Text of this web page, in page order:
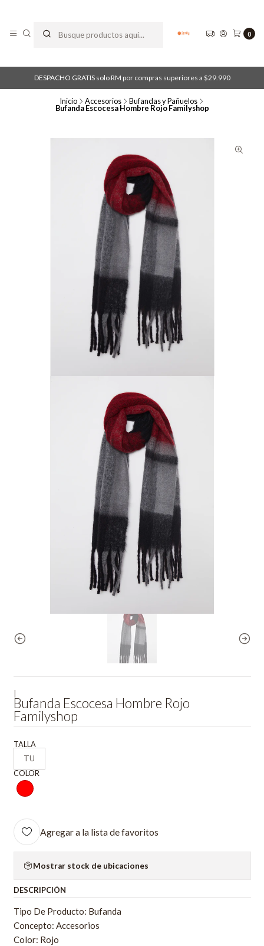
0
DESPACHO GRATIS solo RM por compras superiores a $29.990
Inicio Accesorios Bufandas y Pañuelos
Bufanda Escocesa Hombre Rojo Familyshop
Bufanda Escocesa Hombre Rojo
Familyshop
TALLA
TU
COLOR
Agregar a la lista de favoritos
Mostrar stock de ubicaciones
DESCRIPCIÓN
Tipo De Producto: Bufanda
Concepto: Accesorios
Color: Rojo